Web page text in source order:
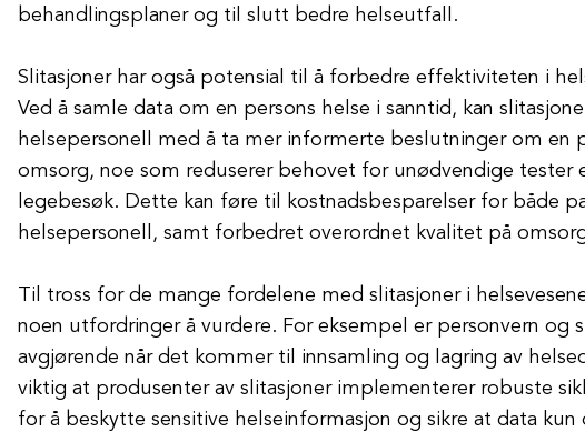
behandlingsplaner og til slutt bedre helseutfall.
Slitasjoner har også potensial til å forbedre effektiviteten i
Ved å samle data om en persons helse i sanntid, kan
helsepersonell med å ta mer informerte beslutninger om en
omsorg, noe som reduserer behovet for unødvendige tester
legebesøk. Dette kan føre til kostnadsbesparelser for både
helsepersonell, samt forbedret overordnet kvalitet på
Til tross for de mange fordelene med slitasjoner i
noen utfordringer å vurdere. For eksempel er personvern og
avgjørende når det kommer til innsamling og lagring av
viktig at produsenter av slitasjoner implementerer robuste
for å beskytte sensitive helseinformasjon og sikre at data kun